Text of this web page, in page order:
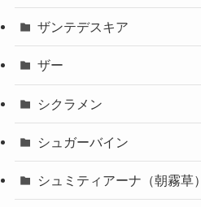
ザンテデスキア
ザー
シクラメン
シュガーバイン
シュミティアーナ（朝霧草）